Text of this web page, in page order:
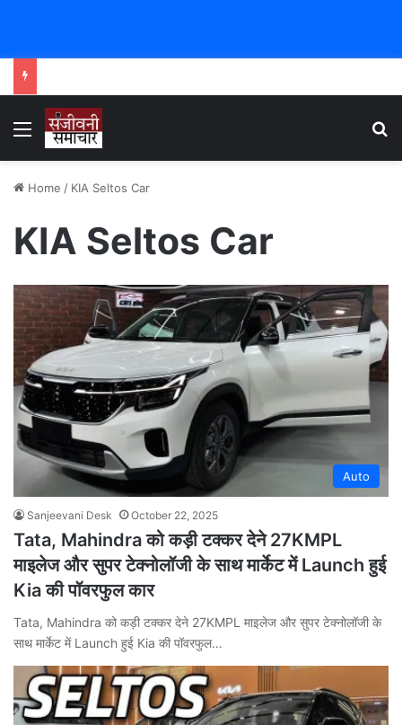
Menu
Home / KIA Seltos Car
KIA Seltos Car
Auto
Sanjeevani Desk October 22, 2025
Tata, Mahindra को कड़ी टक्कर देने 27KMPL
माइलेज और सुपर टेक्नोलॉजी के साथ मार्केट में Launch हुई
Kia की पॉवरफुल कार
Tata, Mahindra को कड़ी टक्कर देने 27KMPL माइलेज और सुपर टेक्नोलॉजी के
साथ मार्केट में Launch हुई Kia की पॉवरफुल…